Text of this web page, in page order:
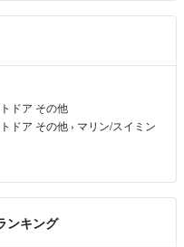
ドア その他
ドア その他 › マリン/スイミン
ンキング